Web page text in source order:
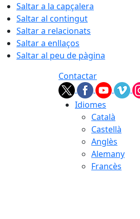
Saltar a la capçalera
Saltar al contingut
Saltar a relacionats
Saltar a enllaços
Saltar al peu de pàgina
Contactar
Idiomes
Català
Castellà
Anglès
Alemany
Francès